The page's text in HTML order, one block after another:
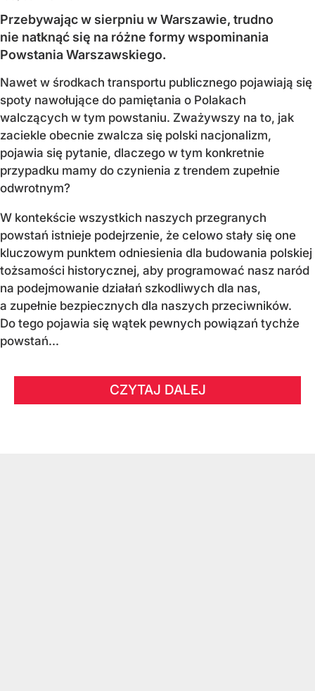
Przebywając w sierpniu w Warszawie, trudno
nie natknąć się na różne formy wspominania
Powstania Warszawskiego.
Nawet w środkach transportu publicznego pojawiają się
spoty nawołujące do pamiętania o Polakach
walczących w tym powstaniu. Zważywszy na to, jak
zaciekle obecnie zwalcza się polski nacjonalizm,
pojawia się pytanie, dlaczego w tym konkretnie
przypadku mamy do czynienia z trendem zupełnie
odwrotnym?
W kontekście wszystkich naszych przegranych
powstań istnieje podejrzenie, że celowo stały się one
kluczowym punktem odniesienia dla budowania polskiej
tożsamości historycznej, aby programować nasz naród
na podejmowanie działań szkodliwych dla nas,
a zupełnie bezpiecznych dla naszych przeciwników.
Do tego pojawia się wątek pewnych powiązań tychże
powstań...
CZYTAJ DALEJ